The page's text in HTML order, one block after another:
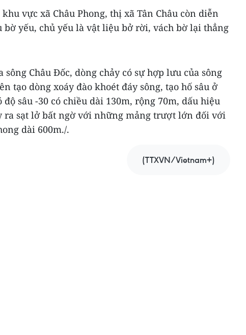
vực xã Châu Phong, thị xã Tân Châu còn diễn
bờ yếu, chủ yếu là vật liệu bở rời, vách bờ lại thẳng
Châu Đốc, dòng chảy có sự hợp lưu của sông
tạo dòng xoáy đào khoét đáy sông, tạo hố sâu ở
sâu -30 có chiều dài 130m, rộng 70m, dấu hiệu
ra sạt lở bất ngờ với những mảng trượt lớn đối với
dài 600m./.
(TTXVN/Vietnam+)